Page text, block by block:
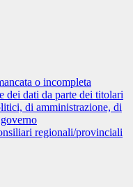
o incompleta
dei dati da parte dei titolari
di amministrazione, di
regionali/provinciali